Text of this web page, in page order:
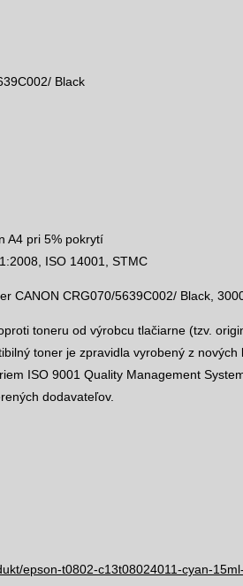
Black
A4 pri 5% pokrytí
ISO 14001, STMC
CANON CRG070/5639C002/ Black,
toneru od výrobcu tlačiarne (tzv.
toner je zpravidla vyrobený z
ISO 9001 Quality Management
dodavateľov.
epson-t0802-c13t08024011-cyan-